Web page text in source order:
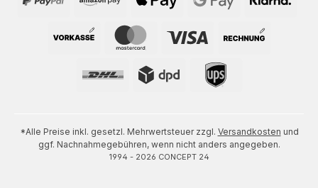
*Alle Preise inkl. gesetzl. Mehrwertsteuer zzgl. Versandkosten und
ggf. Nachnahmegebühren, wenn nicht anders angegeben.
1994 - 2026 CONCEPT 24